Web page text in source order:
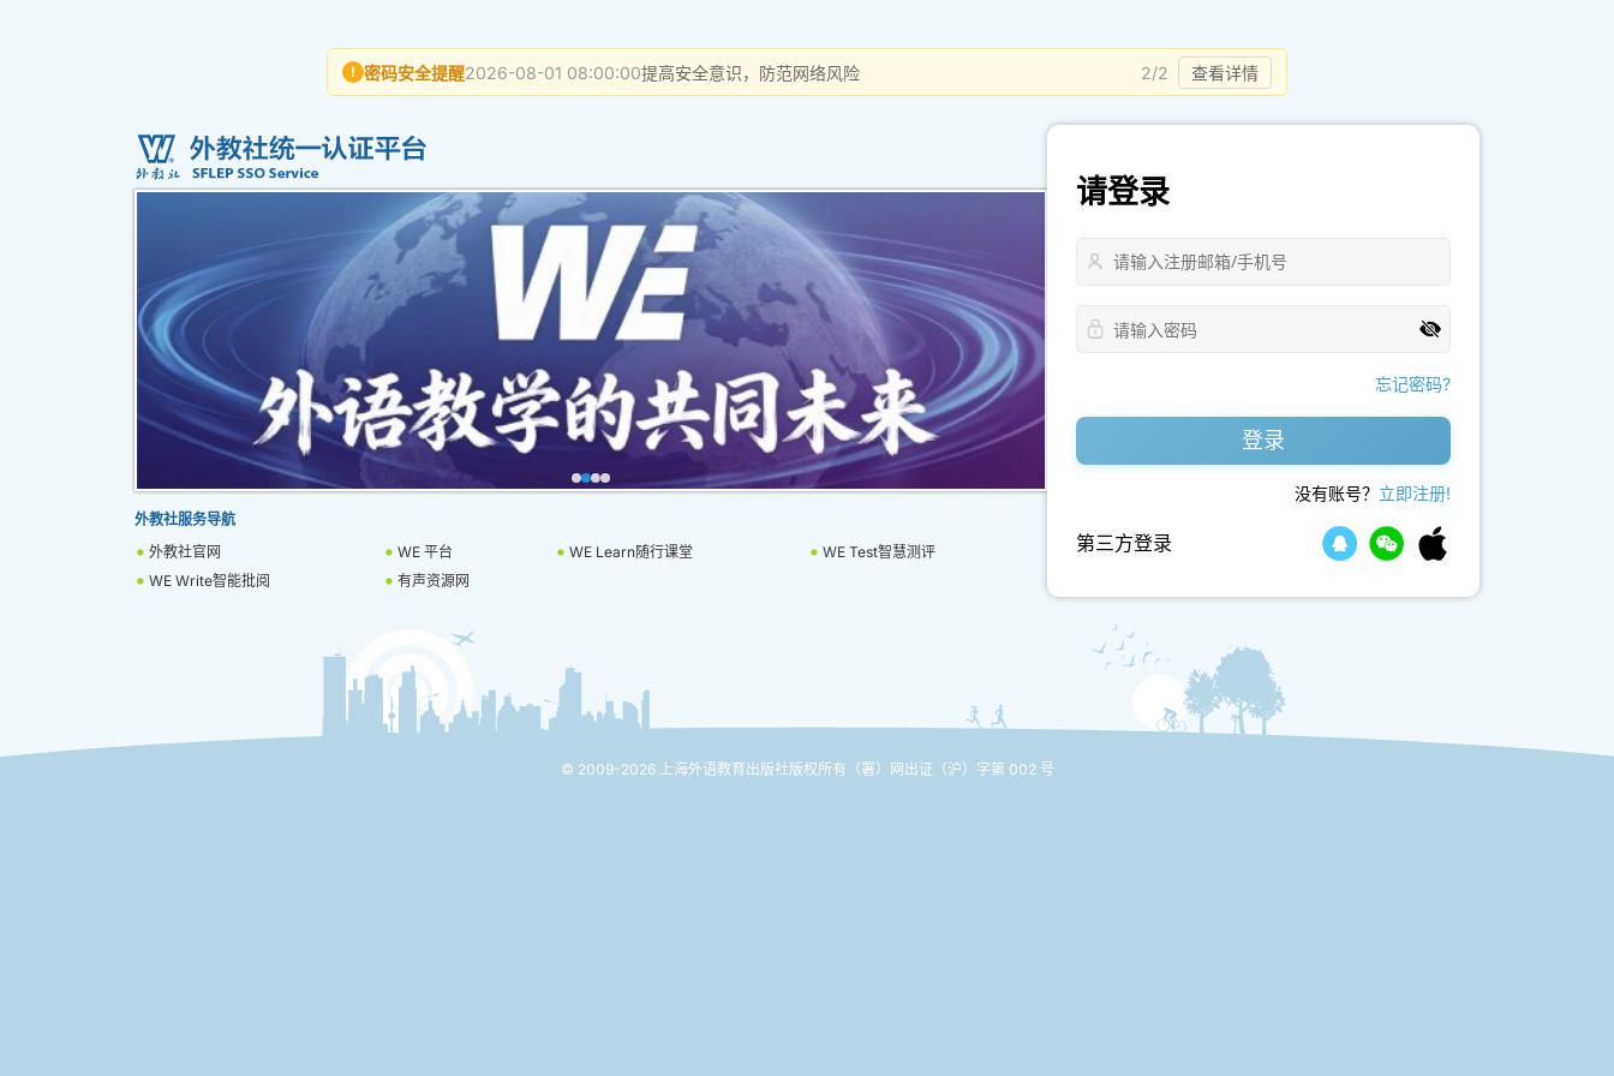
! 密码安全提醒2026-08-01 08:00:00提高安全意识，防范网络风险 2/2 查看详情
外教社服务导航
外教社官网
WE 平台 WE Learn随行课堂
WE Test智慧测评
WE Write智能批阅
有声资源网
请登录
忘记密码?
登录
没有账号？ 立即注册!
第三方登录
© 2009-2026 上海外语教育出版社版权所有 （署）网出证（沪）字第 002 号